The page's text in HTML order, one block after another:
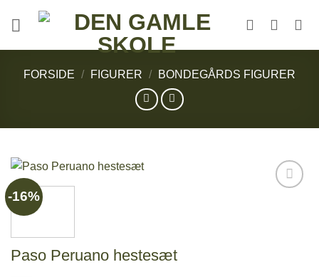
FORSIDE / FIGURER / BONDEGÅRDS FIGURER
-16%
Paso Peruano hestesæt